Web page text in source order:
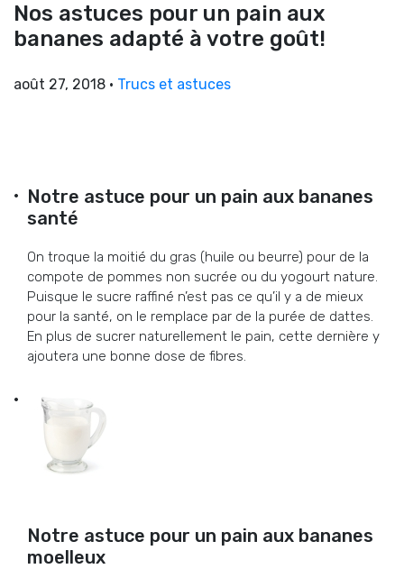
Nos astuces pour un pain aux
bananes adapté à votre goût!
août 27, 2018 • Trucs et astuces
Notre astuce pour un pain aux bananes
santé
On troque la moitié du gras (huile ou beurre) pour de la
compote de pommes non sucrée ou du yogourt nature.
Puisque le sucre raffiné n’est pas ce qu’il y a de mieux
pour la santé, on le remplace par de la purée de dattes.
En plus de sucrer naturellement le pain, cette dernière y
ajoutera une bonne dose de fibres.
Notre astuce pour un pain aux bananes
moelleux